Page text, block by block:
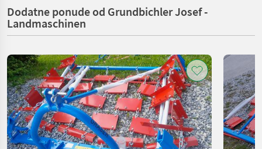
Dodatne ponude od Grundbichler Josef -
Landmaschinen